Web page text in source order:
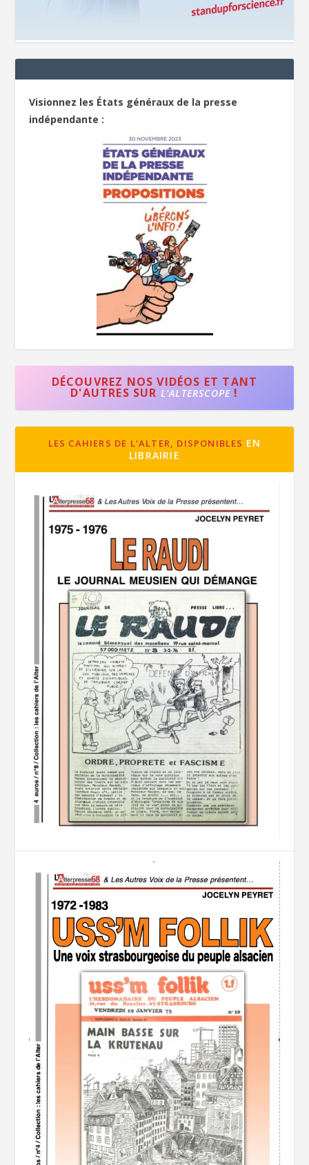
Visionnez les États généraux de la presse
indépendante :
DÉCOUVREZ NOS VIDÉOS ET TANT
D'AUTRES SUR L'ALTERSCOPE !
LES CAHIERS DE L'ALTER, DISPONIBLES EN
LIBRAIRIE